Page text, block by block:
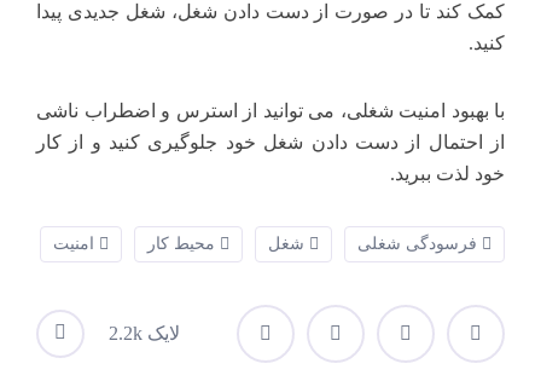
کمک کند تا در صورت از دست دادن شغل، شغل جدیدی پیدا
کنید.
با بهبود امنیت شغلی، می توانید از استرس و اضطراب ناشی
از احتمال از دست دادن شغل خود جلوگیری کنید و از کار
خود لذت ببرید.
فرسودگی شغلی شغل محیط کار امنیت
2.2k لایک